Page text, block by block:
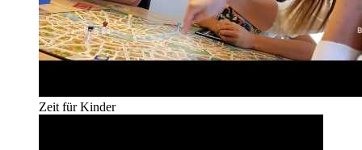
Zeit für Kinder